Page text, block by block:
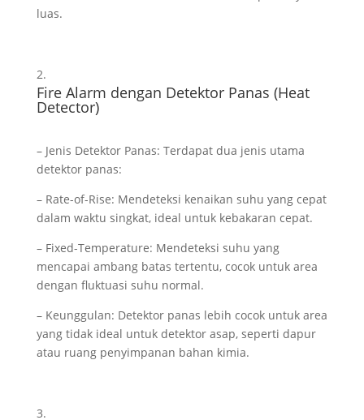
luas.
Fire Alarm dengan Detektor Panas (Heat
Detector)
– Jenis Detektor Panas: Terdapat dua jenis utama
detektor panas:
– Rate-of-Rise: Mendeteksi kenaikan suhu yang cepat
dalam waktu singkat, ideal untuk kebakaran cepat.
– Fixed-Temperature: Mendeteksi suhu yang
mencapai ambang batas tertentu, cocok untuk area
dengan fluktuasi suhu normal.
– Keunggulan: Detektor panas lebih cocok untuk area
yang tidak ideal untuk detektor asap, seperti dapur
atau ruang penyimpanan bahan kimia.